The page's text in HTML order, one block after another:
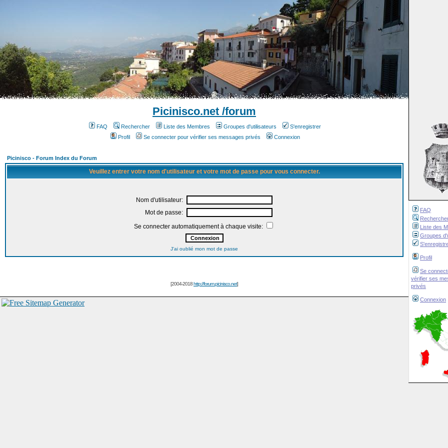
FAQ
Liste des
Groupes
Profil
Se
vérifier ses
privés
Connexion
Picinisco.net /forum
FAQ Rechercher Liste des Membres Groupes d'utilisateurs
S'enregistrer
Profil
Se connecter pour vérifier ses messages privés Connexion
Picinisco - Forum Index du Forum
Veuillez entrer votre nom d'utilisateur et votre mot de passe pour vous connecter.
Nom d'utilisateur:
Mot de passe:
Se connecter automatiquement à chaque visite:
J'ai oublié mon mot de passe
[2004-2018http://forum.picinisco.net]